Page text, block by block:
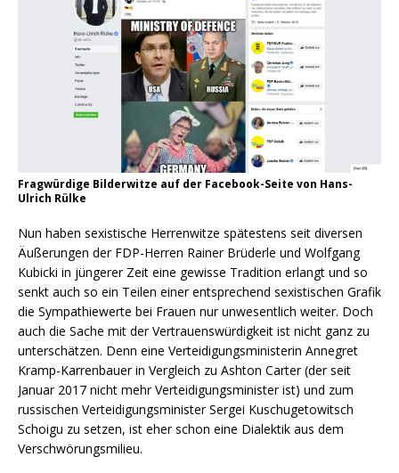
Fragwürdige Bilderwitze auf der Facebook-Seite von Hans-
Ulrich Rülke
Nun haben sexistische Herrenwitze spätestens seit diversen
Äußerungen der FDP-Herren Rainer Brüderle und Wolfgang
Kubicki in jüngerer Zeit eine gewisse Tradition erlangt und so
senkt auch so ein Teilen einer entsprechend sexistischen Grafik
die Sympathiewerte bei Frauen nur unwesentlich weiter. Doch
auch die Sache mit der Vertrauenswürdigkeit ist nicht ganz zu
unterschätzen. Denn eine Verteidigungsministerin Annegret
Kramp-Karrenbauer in Vergleich zu Ashton Carter (der seit
Januar 2017 nicht mehr Verteidigungsminister ist) und zum
russischen Verteidigungsminister Sergei Kuschugetowitsch
Schoigu zu setzen, ist eher schon eine Dialektik aus dem
Verschwörungsmilieu.